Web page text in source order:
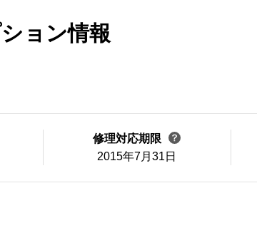
ョン情報
修理対応期限
2015年7月31日